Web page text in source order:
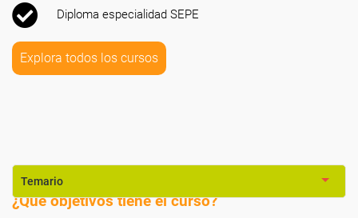
Diploma especialidad SEPE
Explora todos los cursos
Temario
¿Qué objetivos tiene el curso?